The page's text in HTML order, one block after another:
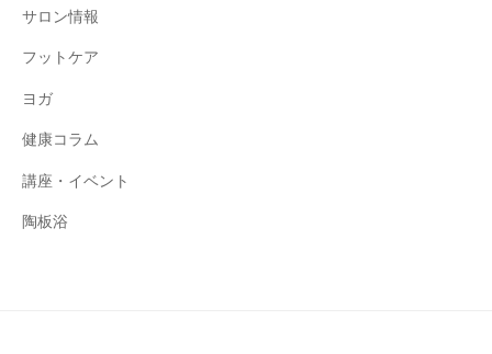
サロン情報
フットケア
ヨガ
健康コラム
講座・イベント
陶板浴